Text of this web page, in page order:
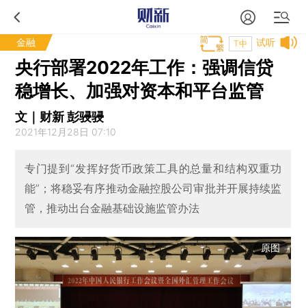
金融 试听
T中
央行部署2022年工作：强调信贷
稳增长、加强对资本和平台监管
文｜财新 彭骎骎
2021年12月28日 07:10
专门提到“发挥好货币政策工具的总量和结构双重功
能”；将稳妥有序推动金融控股公司审批并开展持续监
管，推动出台金融基础设施监管办法
原图